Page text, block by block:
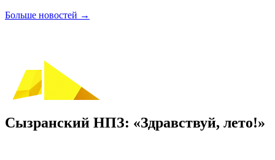
Больше новостей →
Сызранский НПЗ: «Здравствуй, лето!»